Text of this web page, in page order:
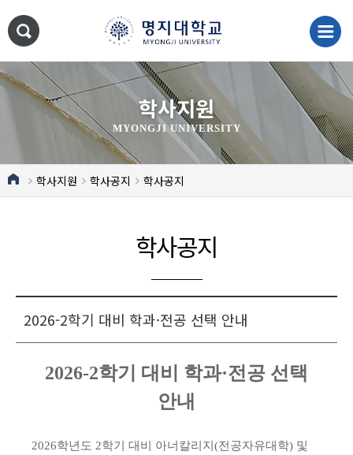
학사지원
MYONGJI UNIVERSITY
학사지원 학사공지 학사공지
학사공지
2026-2학기 대비 학과·전공 선택 안내
2026-2학기 대비 학과·전공 선택
안내
2026학년도 2학기 대비 아너칼리지 (전공자유대학) 및